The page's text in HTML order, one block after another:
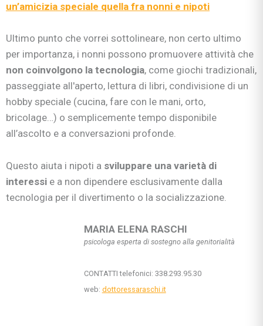
un’amicizia speciale quella fra nonni e nipoti
Ultimo punto che vorrei sottolineare, non certo ultimo
per importanza, i nonni possono promuovere attività che
non coinvolgono la tecnologia, come giochi tradizionali,
passeggiate all'aperto, lettura di libri, condivisione di un
hobby speciale (cucina, fare con le mani, orto,
bricolage…) o semplicemente tempo disponibile
all’ascolto e a conversazioni profonde.
Questo aiuta i nipoti a sviluppare una varietà di
interessi e a non dipendere esclusivamente dalla
tecnologia per il divertimento o la socializzazione.
MARIA ELENA RASCHI
psicologa esperta di sostegno alla genitorialità
CONTATTI telefonici: 338.293.95.30
web: dottoressaraschi.it